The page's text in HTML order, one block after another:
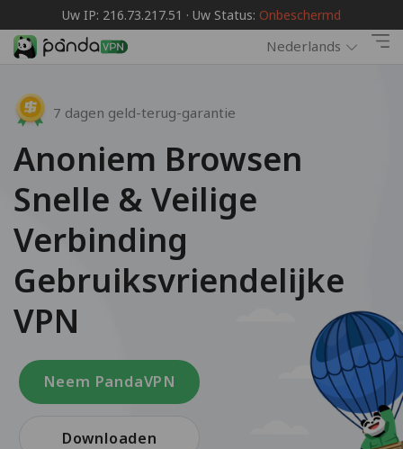
Uw IP: 216.73.217.51 · Uw Status: Onbeschermd
Nederlands
7 dagen geld-terug-garantie
Anoniem Browsen
Snelle & Veilige
Verbinding
Gebruiksvriendelijke
VPN
Neem PandaVPN
Downloaden